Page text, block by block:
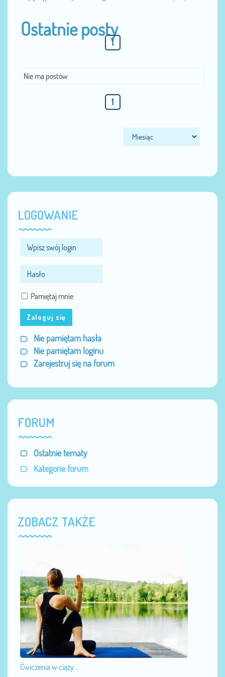
Ostatnie posty
1
Nie ma postów
1
LOGOWANIE
Pamiętaj mnie
Zaloguj się
Nie pamiętam hasła
Nie pamiętam loginu
Zarejestruj się na forum
FORUM
Ostatnie tematy
Kategorie forum
ZOBACZ TAKŻE
Ćwiczenia w ciąży...